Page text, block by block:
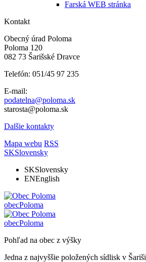
Farská WEB stránka
Kontakt
Obecný úrad Poloma
Poloma 120
082 73 Šarišské Dravce
Telefón: 051/45 97 235
E-mail:
podatelna@poloma.sk
starosta@poloma.sk
Dalšie kontakty
Mapa webu RSS
SKSlovensky
SKSlovensky
ENEnglish
obecPoloma
obecPoloma
Pohľad na obec z výšky
Jedna z najvyššie položených sídlisk v Šariši